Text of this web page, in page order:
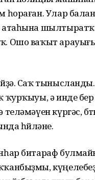
һораған. Улар
Ошо ваҡыт
Саҡ
ҡурҡыуы, ә инде
күргәс,
һөйләне.
битараф